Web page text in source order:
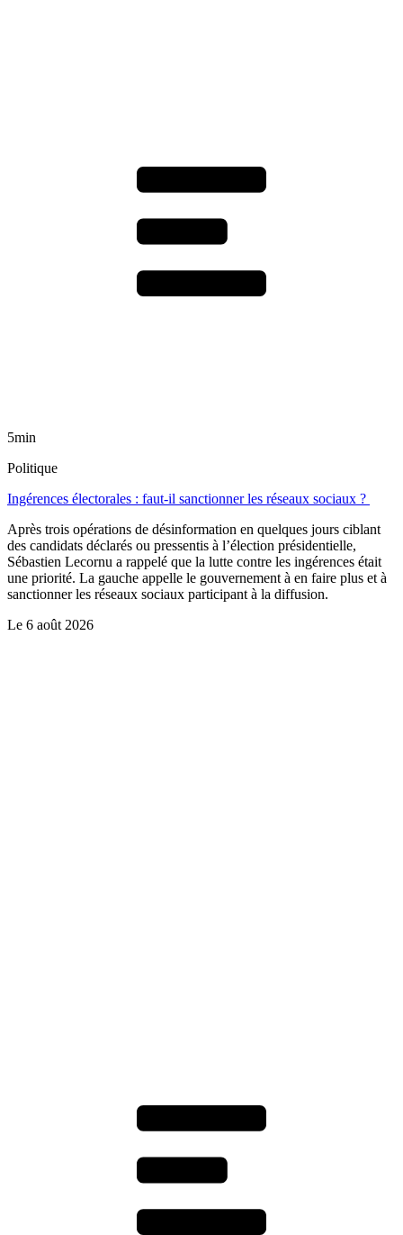
5min
Politique
Ingérences électorales : faut-il sanctionner les réseaux sociaux ?
Après trois opérations de désinformation en quelques jours ciblant
des candidats déclarés ou pressentis à l’élection présidentielle,
Sébastien Lecornu a rappelé que la lutte contre les ingérences était
une priorité. La gauche appelle le gouvernement à en faire plus et à
sanctionner les réseaux sociaux participant à la diffusion.
Le 6 août 2026